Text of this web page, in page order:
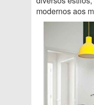
modernos aos